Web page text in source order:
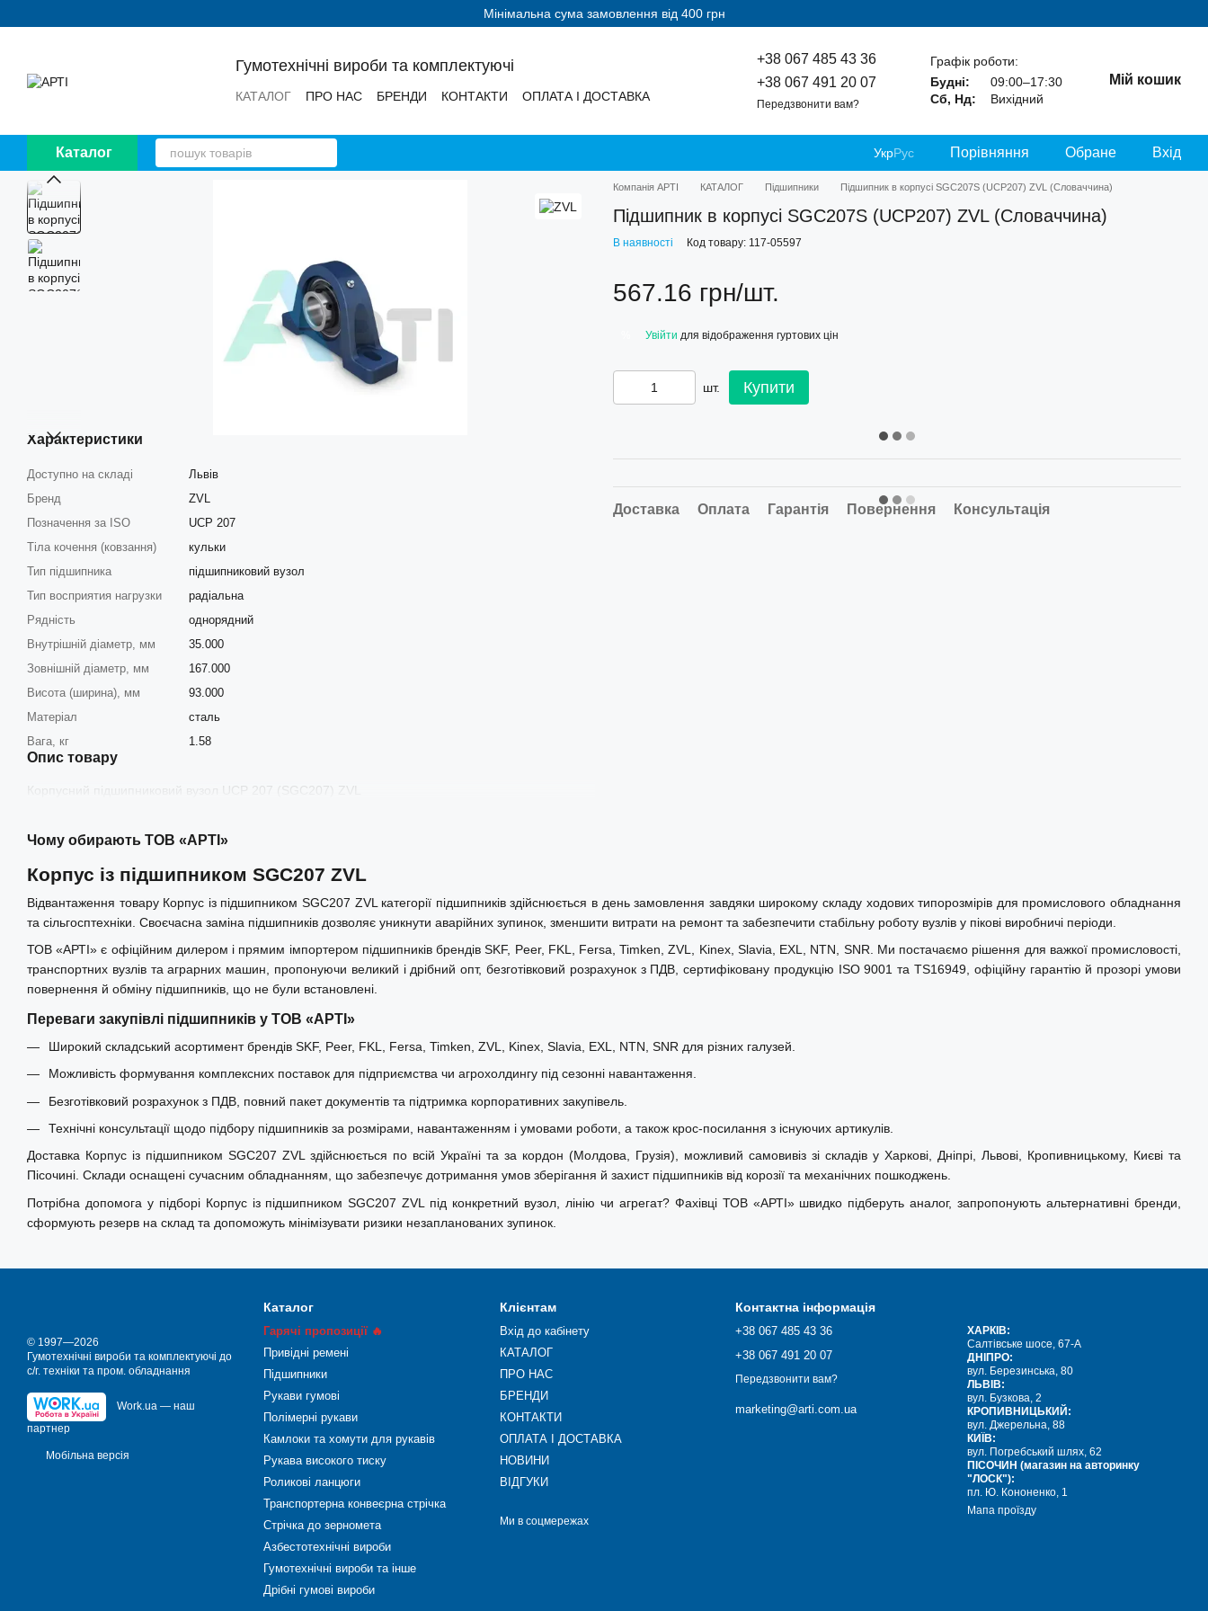
Мінімальна сума замовлення від 400 грн
Гумотехнічні вироби та комплектуючі
КАТАЛОГ ПРО НАС БРЕНДИ КОНТАКТИ
ОПЛАТА І ДОСТАВКА
+38 067 485 43 36
+38 067 491 20 07
Передзвонити вам?
Графік роботи:
Будні:
09:00–17:30
Сб, Нд:
Вихідний
Мій кошик
Каталог УкрРус Порівняння Обране Вхід
Характеристики
Доступно на складі
Львів
Бренд
ZVL
Позначення за ISO
UCP 207
Тіла кочення (ковзання)
кульки
Тип підшипника
підшипниковий вузол
Тип восприятия нагрузки
радіальна
Рядність
однорядний
Внутрішній діаметр, мм
35.000
Зовнішній діаметр, мм
167.000
Висота (ширина), мм
93.000
Матеріал
сталь
Вага, кг
1.58
Опис товару
Корпусний підшипниковий вузол UCP 207 (SGC207) ZVL
Компанія АРТІ КАТАЛОГ Підшипники Підшипник в корпусі SGC207S (UCP207) ZVL (Словаччина)
Підшипник в корпусі SGC207S (UCP207) ZVL (Словаччина)
В наявності Код товару: 117-05597
567.16 грн/шт.
Увійти для відображення гуртових цін
шт. Купити
Доставка Оплата Гарантія Повернення Консультація
Чому обирають ТОВ «АРТІ»
Корпус із підшипником SGC207 ZVL
Відвантаження товару Корпус із підшипником SGC207 ZVL категорії підшипників здійснюється в день замовлення завдяки широкому складу ходових типорозмірів для промислового обладнання
та сільгосптехніки. Своєчасна заміна підшипників дозволяє уникнути аварійних зупинок, зменшити витрати на ремонт та забезпечити стабільну роботу вузлів у пікові виробничі періоди.
ТОВ «АРТІ» є офіційним дилером і прямим імпортером підшипників брендів SKF, Peer, FKL, Fersa, Timken, ZVL, Kinex, Slavia, EXL, NTN, SNR. Ми постачаємо рішення для важкої промисловості,
транспортних вузлів та аграрних машин, пропонуючи великий і дрібний опт, безготівковий розрахунок з ПДВ, сертифіковану продукцію ISO 9001 та TS16949, офіційну гарантію й прозорі умови
повернення й обміну підшипників, що не були встановлені.
Переваги закупівлі підшипників у ТОВ «АРТІ»
Широкий складський асортимент брендів SKF, Peer, FKL, Fersa, Timken, ZVL, Kinex, Slavia, EXL, NTN, SNR для різних галузей.
Можливість формування комплексних поставок для підприємства чи агрохолдингу під сезонні навантаження.
Безготівковий розрахунок з ПДВ, повний пакет документів та підтримка корпоративних закупівель.
Технічні консультації щодо підбору підшипників за розмірами, навантаженням і умовами роботи, а також крос-посилання з існуючих артикулів.
Доставка Корпус із підшипником SGC207 ZVL здійснюється по всій Україні та за кордон (Молдова, Грузія), можливий самовивіз зі складів у Харкові, Дніпрі, Львові, Кропивницькому, Києві та
Пісочині. Склади оснащені сучасним обладнанням, що забезпечує дотримання умов зберігання й захист підшипників від корозії та механічних пошкоджень.
Потрібна допомога у підборі Корпус із підшипником SGC207 ZVL під конкретний вузол, лінію чи агрегат? Фахівці ТОВ «АРТІ» швидко підберуть аналог, запропонують альтернативні бренди,
сформують резерв на склад та допоможуть мінімізувати ризики незапланованих зупинок.
© 1997—2026
Гумотехнічні вироби та комплектуючі до
с/г. техніки та пром. обладнання
Work.ua — наш
партнер
Мобільна версія
Каталог
Гарячі пропозиції 🔥
Привідні ремені
Підшипники
Рукави гумові
Полімерні рукави
Камлоки та хомути для рукавів
Рукава високого тиску
Роликові ланцюги
Транспортерна конвеєрна стрічка
Стрічка до зерномета
Азбестотехнічні вироби
Гумотехнічні вироби та інше
Дрібні гумові вироби
Клієнтам
Вхід до кабінету
КАТАЛОГ
ПРО НАС
БРЕНДИ
КОНТАКТИ
ОПЛАТА І ДОСТАВКА
НОВИНИ
ВІДГУКИ
Ми в соцмережах
Контактна інформація
+38 067 485 43 36
+38 067 491 20 07
Передзвонити вам?
marketing@arti.com.ua
ХАРКІВ:
Салтівське шосе, 67-А
ДНІПРО:
вул. Березинська, 80
ЛЬВІВ:
вул. Бузкова, 2
КРОПИВНИЦЬКИЙ:
вул. Джерельна, 88
КИЇВ:
вул. Погребський шлях, 62
ПІСОЧИН (магазин на авторинку
"ЛОСК"):
пл. Ю. Кононенко, 1
Мапа проїзду